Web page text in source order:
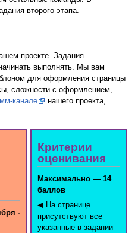
второго этапа.
проекте. Задания
выполнять. Мы вам
для оформления страницы
сложности с оформлением,
канале
нашего проекта,
-
Критерии
оценивания
Максимально — 14
баллов
◀ На странице
присутствуют все
указанные в задании